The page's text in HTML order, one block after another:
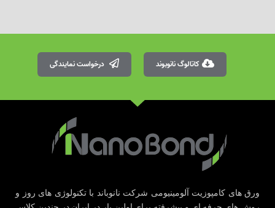
کاتالوگ نانوبوند درخواست نمایندگی
ورق های کامپوزیت آلومینیومی شرکت نانوباند با تکنولوژی های روز و